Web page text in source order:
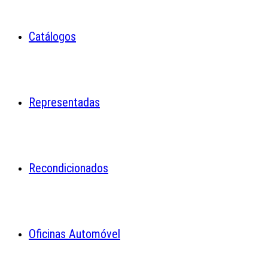
Catálogos
Representadas
Recondicionados
Oficinas Automóvel